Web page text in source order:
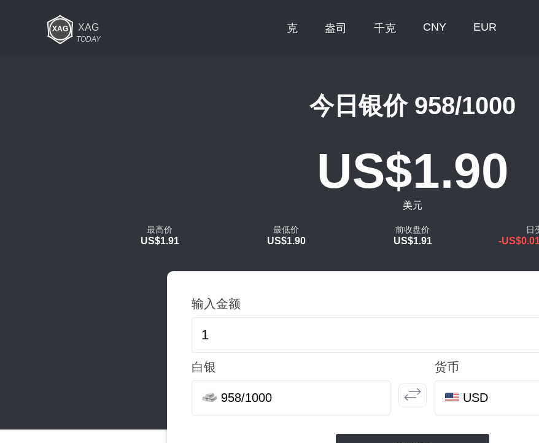
XAG
TODAY
克 盎司 千克 CNY EUR
今日银价 958/1000
US$1.90
美元
最高价
US$1.91
最低价
US$1.90
前收盘价
US$1.91
日
-
输入金额
白银
958/1000
货币
USD